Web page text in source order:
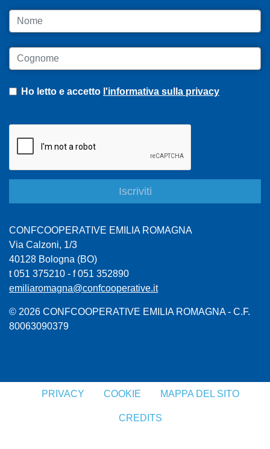
Nome
Cognome
Ho letto e accetto l'informativa sulla privacy
CONFCOOPERATIVE EMILIA ROMAGNA
Via Calzoni, 1/3
40128 Bologna (BO)
t 051 375210 - f 051 352890
emiliaromagna@confcooperative.it
© 2026 CONFCOOPERATIVE EMILIA ROMAGNA - C.F.
80063090379
PRIVACY COOKIE MAPPA DEL SITO
CREDITS